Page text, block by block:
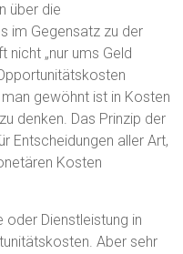
über die
im Gegensatz zu der
nicht „nur ums Geld
gewöhnt ist in Kosten
denken. Das Prinzip der
Entscheidungen aller Art,
Kosten
oder Dienstleistung in
Aber sehr